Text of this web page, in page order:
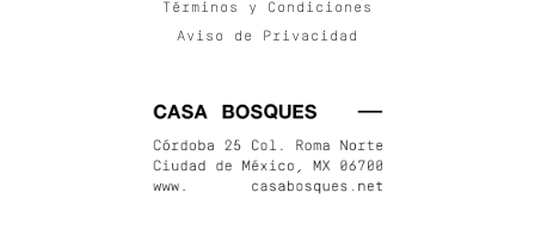
Términos y Condiciones
Aviso de Privacidad